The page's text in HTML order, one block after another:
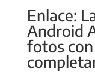
Enlace:
Android
fotos